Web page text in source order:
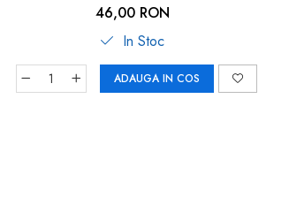
46,00 RON
In Stoc
ADAUGA IN COS